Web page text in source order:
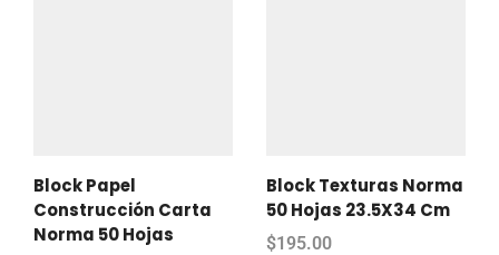
Block Papel
Construcción Carta
Norma 50 Hojas
Block Texturas Norma
50 Hojas 23.5X34 Cm
$195.00